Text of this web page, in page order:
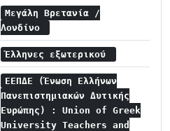
Μεγάλη Βρετανία /
Λονδίνο
Έλληνες εξωτερικού
ΕΕΠΔΕ (Ένωση Ελλήνων
Πανεπιστημιακών Δυτικής
Ευρώπης) : Union of Greek
University Teachers and